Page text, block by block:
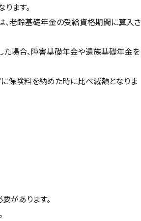
ます。
、老齢基礎年金の受給資格期間に算入さ
た場合、障害基礎年金や遺族基礎年金を
保険料を納めた時に比べ減額となりま
があります。